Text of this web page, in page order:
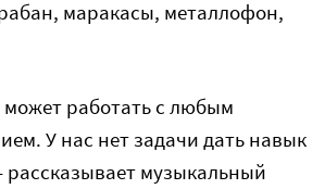
маракасы, металлофон,
может работать с любым
У нас нет задачи дать навык
музыкальный